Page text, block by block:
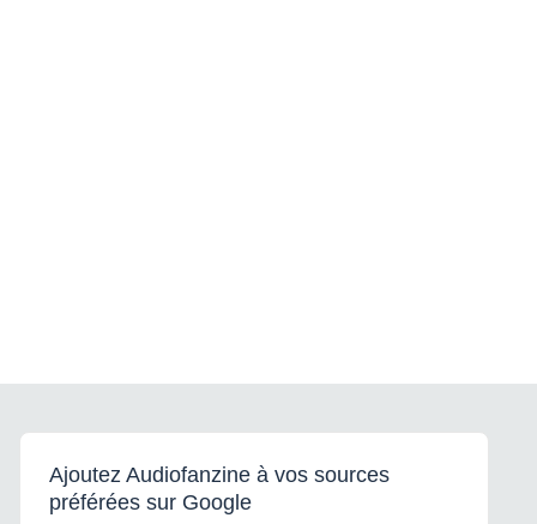
Ajoutez Audiofanzine à vos sources
préférées sur Google